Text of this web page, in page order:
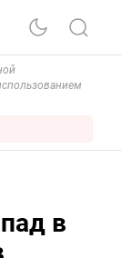
в